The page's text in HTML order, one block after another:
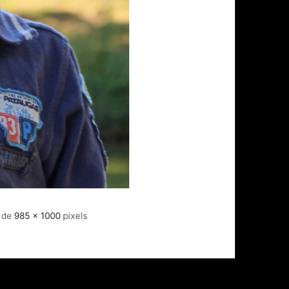
985 × 1000 pixels